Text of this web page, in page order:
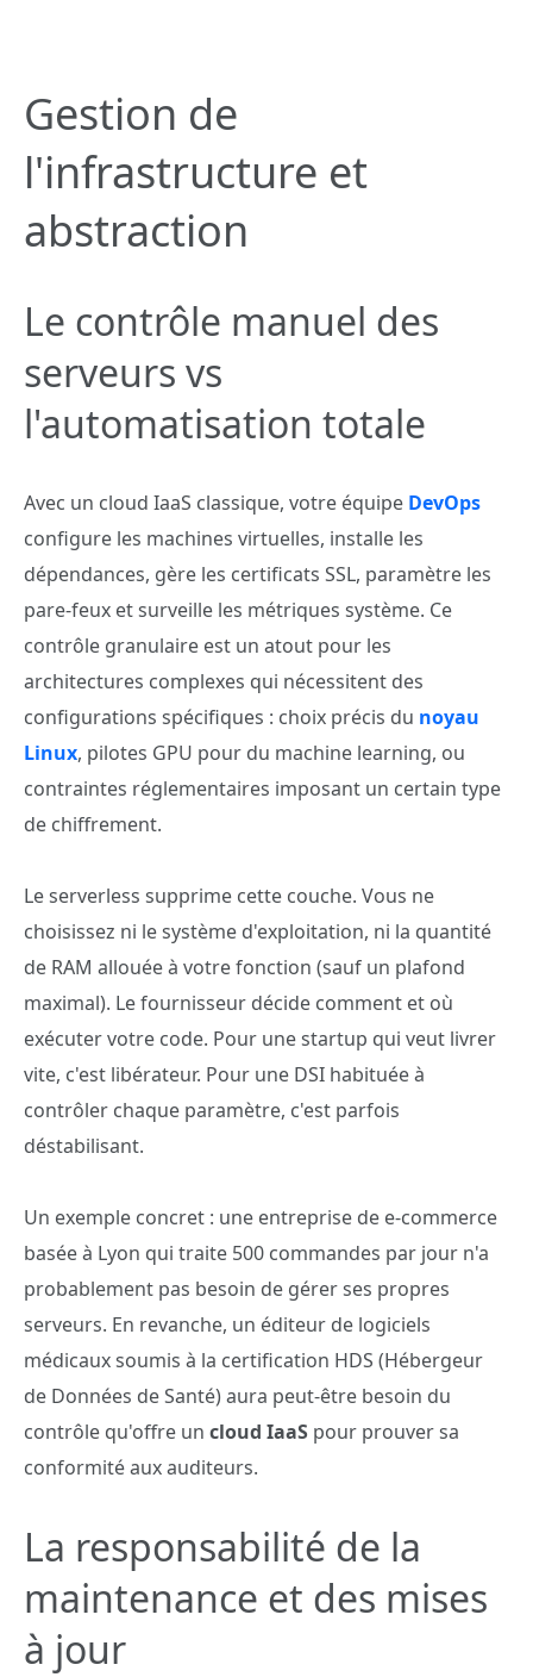
Gestion de
l'infrastructure et
abstraction
Le contrôle manuel des
serveurs vs
l'automatisation totale
Avec un cloud IaaS classique, votre équipe DevOps
configure les machines virtuelles, installe les
dépendances, gère les certificats SSL, paramètre les
pare-feux et surveille les métriques système. Ce
contrôle granulaire est un atout pour les
architectures complexes qui nécessitent des
configurations spécifiques : choix précis du noyau
Linux, pilotes GPU pour du machine learning, ou
contraintes réglementaires imposant un certain type
de chiffrement.
Le serverless supprime cette couche. Vous ne
choisissez ni le système d'exploitation, ni la quantité
de RAM allouée à votre fonction (sauf un plafond
maximal). Le fournisseur décide comment et où
exécuter votre code. Pour une startup qui veut livrer
vite, c'est libérateur. Pour une DSI habituée à
contrôler chaque paramètre, c'est parfois
déstabilisant.
Un exemple concret : une entreprise de e-commerce
basée à Lyon qui traite 500 commandes par jour n'a
probablement pas besoin de gérer ses propres
serveurs. En revanche, un éditeur de logiciels
médicaux soumis à la certification HDS (Hébergeur
de Données de Santé) aura peut-être besoin du
contrôle qu'offre un cloud IaaS pour prouver sa
conformité aux auditeurs.
La responsabilité de la
maintenance et des mises
à jour